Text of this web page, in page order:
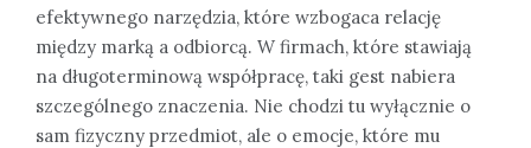
efektywnego narzędzia, które wzbogaca relację
między marką a odbiorcą. W firmach, które stawiają
na długoterminową współpracę, taki gest nabiera
szczególnego znaczenia. Nie chodzi tu wyłącznie o
sam fizyczny przedmiot, ale o emocje, które mu